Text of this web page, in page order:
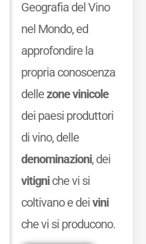
Geografia del Vino
nel Mondo, ed
approfondire la
propria conoscenza
dellezone vinicole
dei paesi produttori
di vino, delle
denominazioni, dei
vitigniche vi si
coltivano e deivini
che vi si producono.